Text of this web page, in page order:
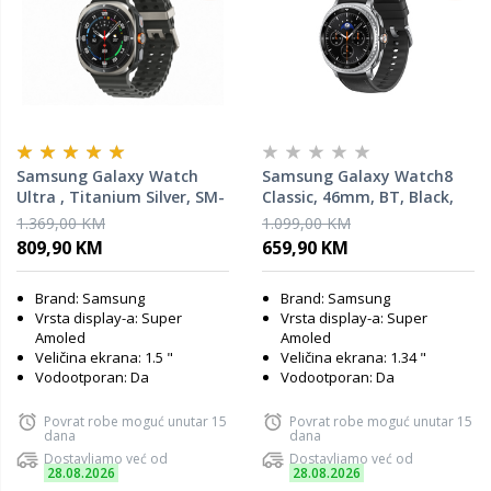
Samsung Galaxy Watch
Ultra , Titanium Silver, SM-
L705FZS2EUC , pametni sat
1.369,00 KM
809,90 KM
Brand: Samsung
Vrsta display-a: Super
Amoled
Veličina ekrana: 1.5 "
Vodootporan: Da
Povrat robe moguć unutar 15
dana
Dostavljamo već od
28.08.2026
Samsung Galaxy Watch8
Classic, 46mm, BT, Black,
SM-L500NZKAEUC, pametni
sat
1.099,00 KM
659,90 KM
Brand: Samsung
Vrsta display-a: Super
Amoled
Veličina ekrana: 1.34 "
Vodootporan: Da
Povrat robe moguć unutar 15
dana
Dostavljamo već od
28.08.2026